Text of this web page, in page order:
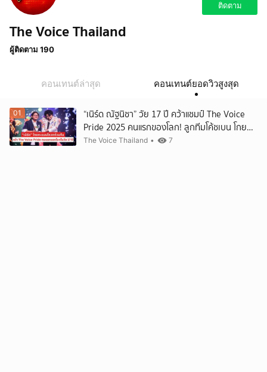
ติดตาม
The Voice Thailand
ผู้ติดตาม 190
คอนเทนต์ล่าสุด คอนเทนต์ยอดวิวสูงสุด
01
“เนิร์ด ณัฐนิชา” วัย 17 ปี คว้าแชมป์ The Voice
Pride 2025 คนแรกของโลก! ลูกทีมโค้ชเบน โกย
คะแนนโหวตท่วมท้น พร้อมโชว์ระดับมาสเตอร์พีซ
The Voice Thailand • 7